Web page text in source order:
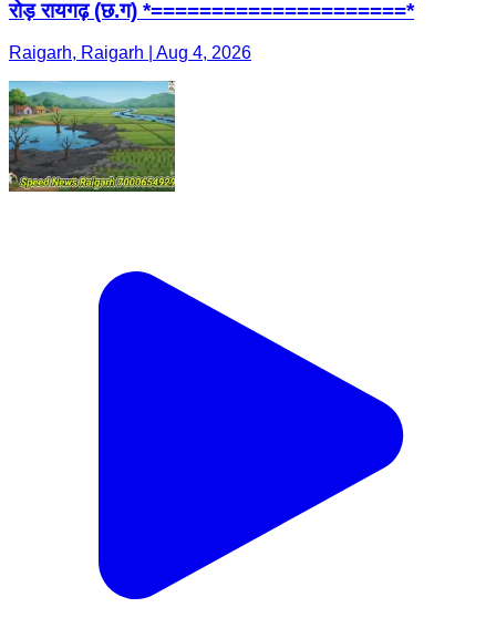
रोड़ रायगढ़ (छ.ग) *=====================*
Raigarh, Raigarh | Aug 4, 2026